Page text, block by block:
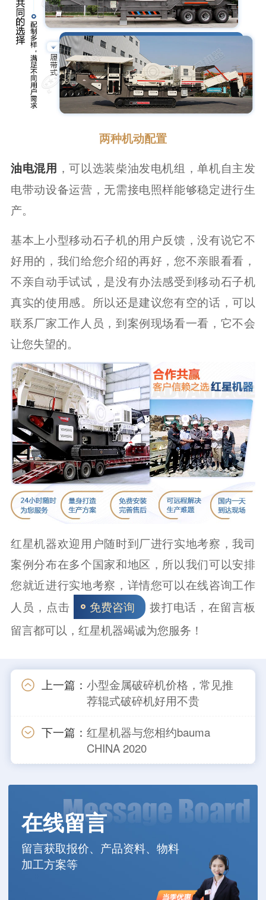
两种机动配置
油电混用 ，可以选装柴油发电机组，单机自主发
电带动设备运营，无需接电照样能够稳定进行生
产。
基本上小型移动石子机的用户反馈，没有说它不
好用的，我们给您介绍的再好，您不亲眼看看，
不亲自动手试试，是没有办法感受到移动石子机
真实的使用感。所以还是建议您有空的话，可以
联系厂家工作人员，到案例现场看一看，它不会
让您失望的。
红星机器欢迎用户随时到厂进行实地考察，我司
案例分布在多个国家和地区，所以我们可以安排
您就近进行实地考察，详情您可以在线咨询工作
人员，点击
免费咨询
拨打电话，在留言板
留言都可以，红星机器竭诚为您服务！
上一篇： 小型金属破碎机价格，常见推
荐辊式破碎机好用不贵
下一篇： 红星机器与您相约bauma
CHINA 2020
在线留言
留言获取报价、产品资料、物料
加工方案等